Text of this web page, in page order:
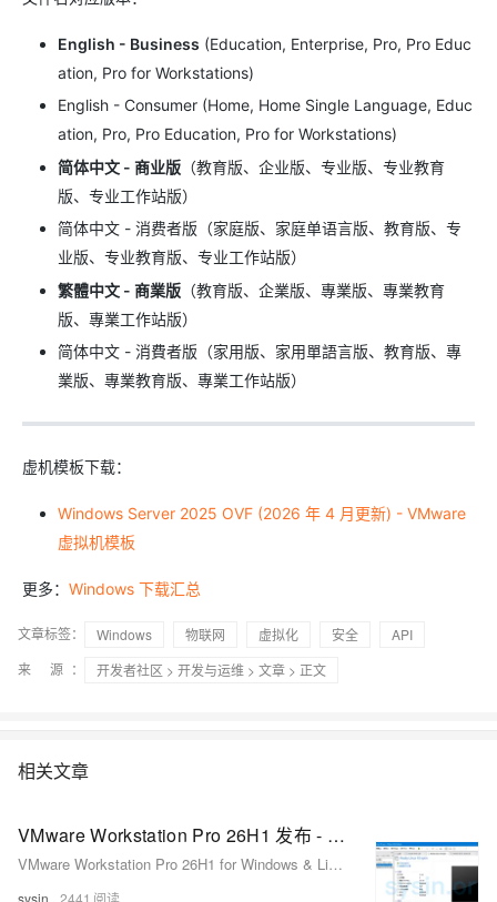
English - Business (Education, Enterprise, Pro, Pro Educ
ation, Pro for Workstations)
English - Consumer (Home, Home Single Language, Educ
ation, Pro, Pro Education, Pro for Workstations)
简体中文 - 商业版 （教育版、企业版、专业版、专业教育
版、专业工作站版）
简体中文 - 消费者版（家庭版、家庭单语言版、教育版、专
业版、专业教育版、专业工作站版）
繁體中文 - 商業版 （教育版、企業版、專業版、專業教育
版、專業工作站版）
简体中文 - 消費者版（家用版、家用單語言版、教育版、專
業版、專業教育版、專業工作站版）
虚机模板下载：
Windows Server 2025 OVF (2026 年 4 月更新) - VMware
虚拟机模板
更多： Windows 下载汇总
文章标签： Windows 物联网 虚拟化 安全
API
来 源：
开发者社区 > 开发与运维 > 文章 > 正文
相关文章
VMware Workstation Pro 26H1 发布 - 领先的免费桌面虚拟化软件
VMware Workstation Pro 26H1 for Windows & Linux - 领先的免费桌面虚拟化软件